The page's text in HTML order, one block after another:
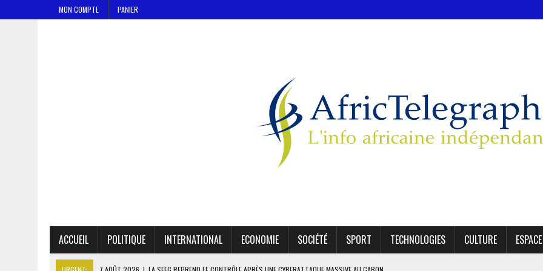
MON COMPTE PANIER
ACCUEIL POLITIQUE INTERNATIONAL ECONOMIE SOCIÉTÉ SPORT TECHNOLOGIES CULTURE